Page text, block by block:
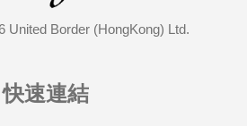
United Border (HongKong) Ltd.
快速連結